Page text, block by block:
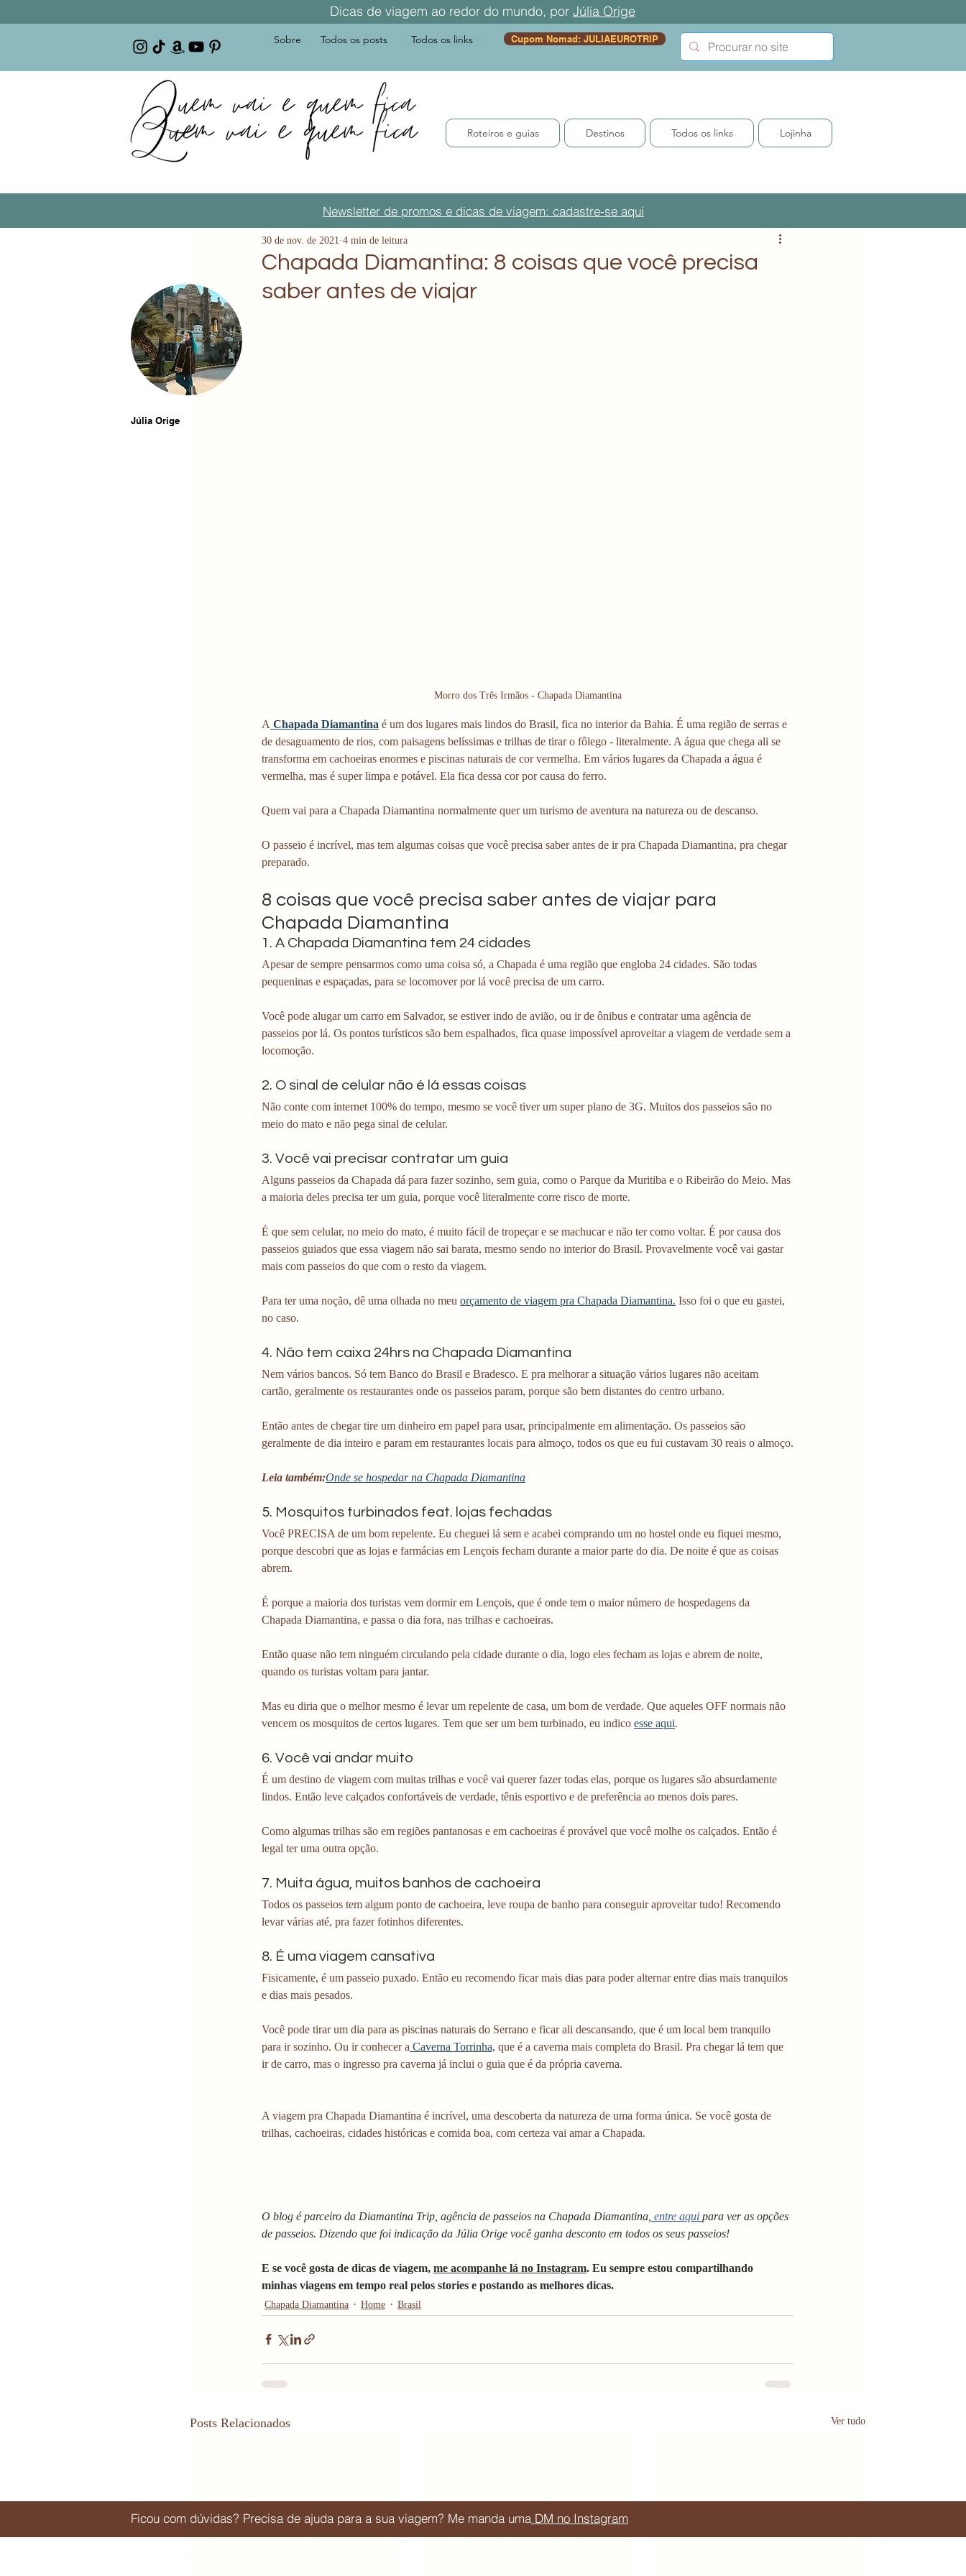
Dicas de viagem ao redor do mundo, por Júlia Orige
Sobre Todos os posts Todos os links Cupom Nomad: JULIAEUROTRIP
Roteiros e guias Destinos Todos os links Lojinha
Newsletter de promos e dicas de viagem: cadastre-se aqui
Chapada Diamantina: 8 coisas que você precisa
saber antes de viajar
30 de nov. de 2021 4 min de leitura
Morro dos Três Irmãos - Chapada Diamantina
A Chapada Diamantina é um dos lugares mais lindos do Brasil, fica no interior da Bahia. É uma região de serras e
de desaguamento de rios, com paisagens belíssimas e trilhas de tirar o fôlego - literalmente. A água que chega ali se
transforma em cachoeiras enormes e piscinas naturais de cor vermelha. Em vários lugares da Chapada a água é
vermelha, mas é super limpa e potável. Ela fica dessa cor por causa do ferro.
Quem vai para a Chapada Diamantina normalmente quer um turismo de aventura na natureza ou de descanso.
O passeio é incrível, mas tem algumas coisas que você precisa saber antes de ir pra Chapada Diamantina, pra chegar
preparado.
8 coisas que você precisa saber antes de viajar para
Chapada Diamantina
1. A Chapada Diamantina tem 24 cidades
Apesar de sempre pensarmos como uma coisa só, a Chapada é uma região que engloba 24 cidades. São todas
pequeninas e espaçadas, para se locomover por lá você precisa de um carro.
Você pode alugar um carro em Salvador, se estiver indo de avião, ou ir de ônibus e contratar uma agência de
passeios por lá. Os pontos turísticos são bem espalhados, fica quase impossível aproveitar a viagem de verdade sem a
locomoção.
2. O sinal de celular não é lá essas coisas
Não conte com internet 100% do tempo, mesmo se você tiver um super plano de 3G. Muitos dos passeios são no
meio do mato e não pega sinal de celular.
3. Você vai precisar contratar um guia
Alguns passeios da Chapada dá para fazer sozinho, sem guia, como o Parque da Muritiba e o Ribeirão do Meio. Mas
a maioria deles precisa ter um guia, porque você literalmente corre risco de morte.
É que sem celular, no meio do mato, é muito fácil de tropeçar e se machucar e não ter como voltar. É por causa dos
passeios guiados que essa viagem não sai barata, mesmo sendo no interior do Brasil. Provavelmente você vai gastar
mais com passeios do que com o resto da viagem.
Para ter uma noção, dê uma olhada no meu orçamento de viagem pra Chapada Diamantina. Isso foi o que eu gastei,
no caso.
4. Não tem caixa 24hrs na Chapada Diamantina
Nem vários bancos. Só tem Banco do Brasil e Bradesco. E pra melhorar a situação vários lugares não aceitam
cartão, geralmente os restaurantes onde os passeios param, porque são bem distantes do centro urbano.
Então antes de chegar tire um dinheiro em papel para usar, principalmente em alimentação. Os passeios são
geralmente de dia inteiro e param em restaurantes locais para almoço, todos os que eu fui custavam 30 reais o almoço.
Leia também:Onde se hospedar na Chapada Diamantina
5. Mosquitos turbinados feat. lojas fechadas
Você PRECISA de um bom repelente. Eu cheguei lá sem e acabei comprando um no hostel onde eu fiquei mesmo,
porque descobri que as lojas e farmácias em Lençois fecham durante a maior parte do dia. De noite é que as coisas
abrem.
É porque a maioria dos turistas vem dormir em Lençois, que é onde tem o maior número de hospedagens da
Chapada Diamantina, e passa o dia fora, nas trilhas e cachoeiras.
Então quase não tem ninguém circulando pela cidade durante o dia, logo eles fecham as lojas e abrem de noite,
quando os turistas voltam para jantar.
Mas eu diria que o melhor mesmo é levar um repelente de casa, um bom de verdade. Que aqueles OFF normais não
vencem os mosquitos de certos lugares. Tem que ser um bem turbinado, eu indico esse aqui.
6. Você vai andar muito
É um destino de viagem com muitas trilhas e você vai querer fazer todas elas, porque os lugares são absurdamente
lindos. Então leve calçados confortáveis de verdade, tênis esportivo e de preferência ao menos dois pares.
Como algumas trilhas são em regiões pantanosas e em cachoeiras é provável que você molhe os calçados. Então é
legal ter uma outra opção.
7. Muita água, muitos banhos de cachoeira
Todos os passeios tem algum ponto de cachoeira, leve roupa de banho para conseguir aproveitar tudo! Recomendo
levar várias até, pra fazer fotinhos diferentes.
8. É uma viagem cansativa
Fisicamente, é um passeio puxado. Então eu recomendo ficar mais dias para poder alternar entre dias mais tranquilos
e dias mais pesados.
Você pode tirar um dia para as piscinas naturais do Serrano e ficar ali descansando, que é um local bem tranquilo
para ir sozinho. Ou ir conhecer a Caverna Torrinha, que é a caverna mais completa do Brasil. Pra chegar lá tem que
ir de carro, mas o ingresso pra caverna já inclui o guia que é da própria caverna.
A viagem pra Chapada Diamantina é incrível, uma descoberta da natureza de uma forma única. Se você gosta de
trilhas, cachoeiras, cidades históricas e comida boa, com certeza vai amar a Chapada.
O blog é parceiro da Diamantina Trip, agência de passeios na Chapada Diamantina, entre aqui para ver as opções
de passeios. Dizendo que foi indicação da Júlia Orige você ganha desconto em todos os seus passeios!
E se você gosta de dicas de viagem, me acompanhe lá no Instagram. Eu sempre estou compartilhando
minhas viagens em tempo real pelos stories e postando as melhores dicas.
Chapada Diamantina Home Brasil
Posts Relacionados Ver tudo
Júlia Orige
Ficou com dúvidas? Precisa de ajuda para a sua viagem? Me manda uma DM no Instagram